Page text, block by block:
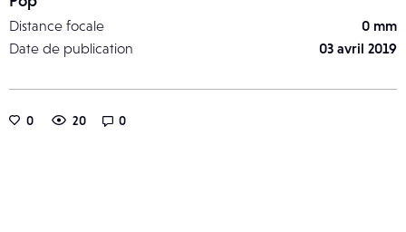
Distance focale
0 mm
Date de publication
03 avril 2019
0 20 0